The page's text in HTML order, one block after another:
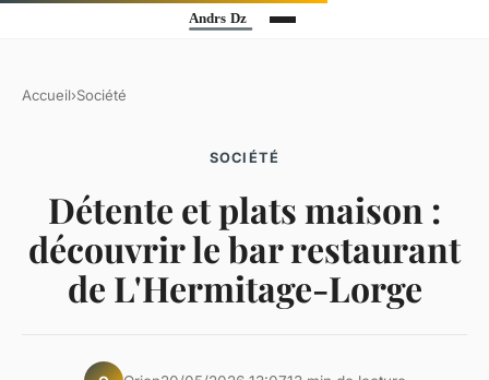
Accueil›Société
SOCIÉTÉ
Détente et plats maison :
découvrir le bar restaurant
de L'Hermitage-Lorge